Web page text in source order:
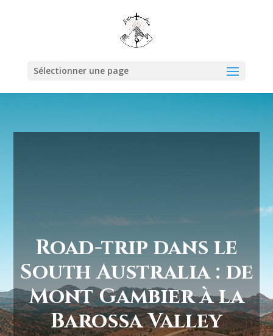
Sélectionner une page
Road-trip dans le
South Australia : de
Mont Gambier à la
Barossa Valley